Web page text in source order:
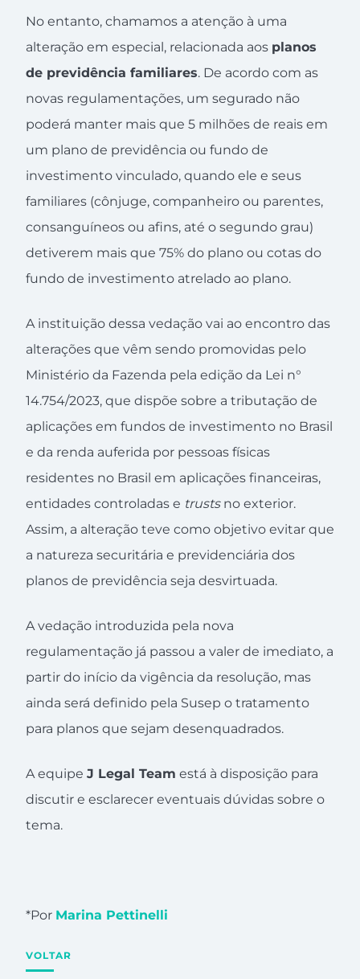
No entanto, chamamos a atenção à uma
alteração em especial, relacionada aos planos
de previdência familiares. De acordo com as
novas regulamentações, um segurado não
poderá manter mais que 5 milhões de reais em
um plano de previdência ou fundo de
investimento vinculado, quando ele e seus
familiares (cônjuge, companheiro ou parentes,
consanguíneos ou afins, até o segundo grau)
detiverem mais que 75% do plano ou cotas do
fundo de investimento atrelado ao plano.
A instituição dessa vedação vai ao encontro das
alterações que vêm sendo promovidas pelo
Ministério da Fazenda pela edição da Lei n°
14.754/2023, que dispõe sobre a tributação de
aplicações em fundos de investimento no Brasil
e da renda auferida por pessoas físicas
residentes no Brasil em aplicações financeiras,
entidades controladas e trustsno exterior.
Assim, a alteração teve como objetivo evitar que
a natureza securitária e previdenciária dos
planos de previdência seja desvirtuada.
A vedação introduzida pela nova
regulamentação já passou a valer de imediato, a
partir do início da vigência da resolução, mas
ainda será definido pela Susep o tratamento
para planos que sejam desenquadrados.
A equipe J Legal Team está à disposição para
discutir e esclarecer eventuais dúvidas sobre o
tema.
*Por Marina Pettinelli
VOLTAR